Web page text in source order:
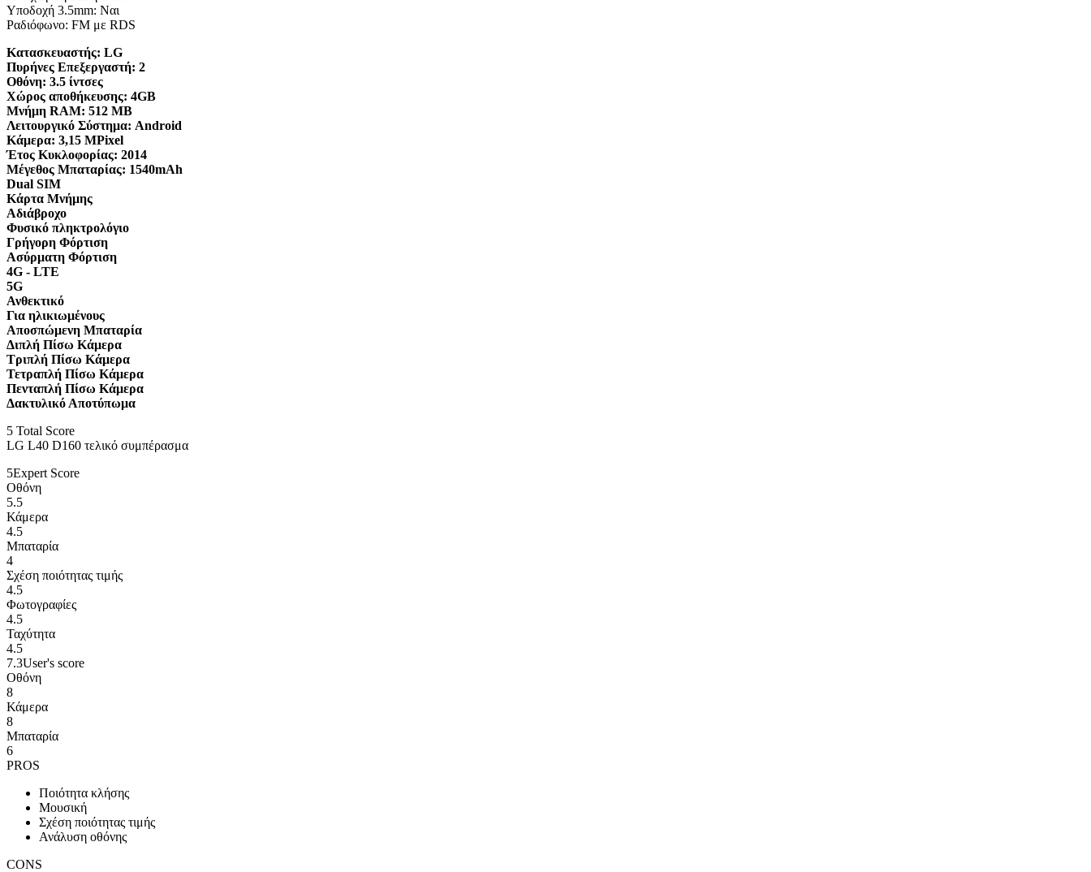
Υποδοχή 3.5mm: Ναι
Ραδιόφωνο: FM με RDS
Κατασκευαστής: LG
Πυρήνες Επεξεργαστή: 2
Οθόνη: 3.5 ίντσες
Χώρος αποθήκευσης: 4GB
Μνήμη RAM: 512 MB
Λειτουργικό Σύστημα: Android
Κάμερα: 3,15 MPixel
Έτος Κυκλοφορίας: 2014
Μέγεθος Μπαταρίας: 1540mAh
Dual SIM
Κάρτα Μνήμης
Αδιάβροχο
Φυσικό πληκτρολόγιο
Γρήγορη Φόρτιση
Ασύρματη Φόρτιση
4G - LTE
5G
Ανθεκτικό
Για ηλικιωμένους
Αποσπώμενη Μπαταρία
Διπλή Πίσω Κάμερα
Τριπλή Πίσω Κάμερα
Τετραπλή Πίσω Κάμερα
Πενταπλή Πίσω Κάμερα
Δακτυλικό Αποτύπωμα
5 Total Score
LG L40 D160 τελικό συμπέρασμα
5Expert Score
Οθόνη
5.5
Κάμερα
4.5
Μπαταρία
4
Σχέση ποιότητας τιμής
4.5
Φωτογραφίες
4.5
Ταχύτητα
4.5
7.3User's score
Οθόνη
8
Κάμερα
8
Μπαταρία
6
PROS
Ποιότητα κλήσης
Μουσική
Σχέση ποιότητας τιμής
Ανάλυση οθόνης
CONS